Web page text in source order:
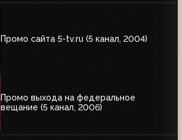
Промо сайта 5-tv.ru (5 канал, 2004)
Промо выхода на федеральное
вещание (5 канал, 2006)